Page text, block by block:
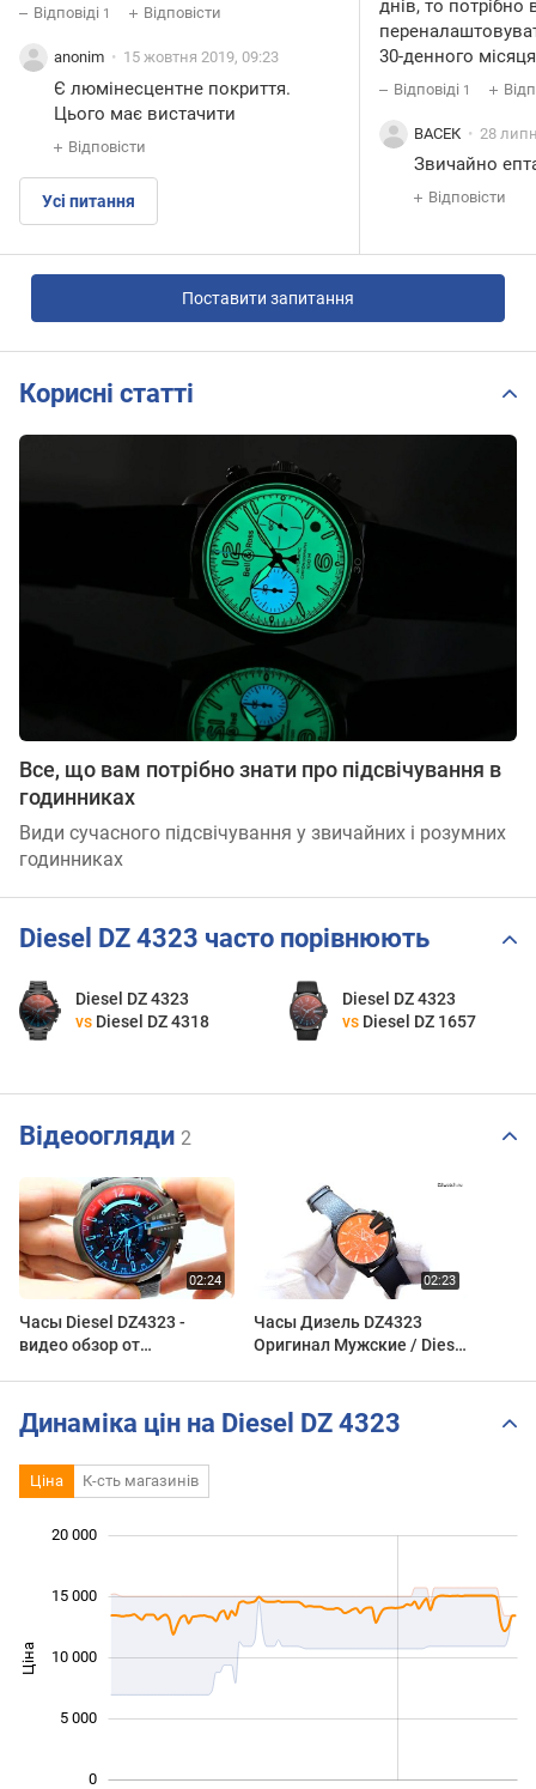
Відповіді 1 Відповісти
anonim 15 жовтня 2019, 09:23
Є люмінесцентне покриття.
Цього має вистачити
Відповісти
Усі питання
днів, то потрібно
30-денного
Відповіді 1
ВАСЕК 28
Звичайно
Відповісти
Поставити запитання
Корисні статті
Все, що вам потрібно знати про підсвічування в
годинниках
Види сучасного підсвічування у звичайних і розумних
годинниках
Diesel DZ 4323 часто порівнюють
Diesel DZ 4323
vs Diesel DZ 4318
Diesel DZ 4323
vs Diesel DZ 1657
Відеоогляди 2
Часы Diesel DZ4323 -
видео обзор от
Часы Дизель DZ4323
Оригинал Мужские / Diesel
Динаміка цін на Diesel DZ 4323
Ціна К-сть магазинів
Ціна 10 000
0
5 000
10 000
15 000
20 000